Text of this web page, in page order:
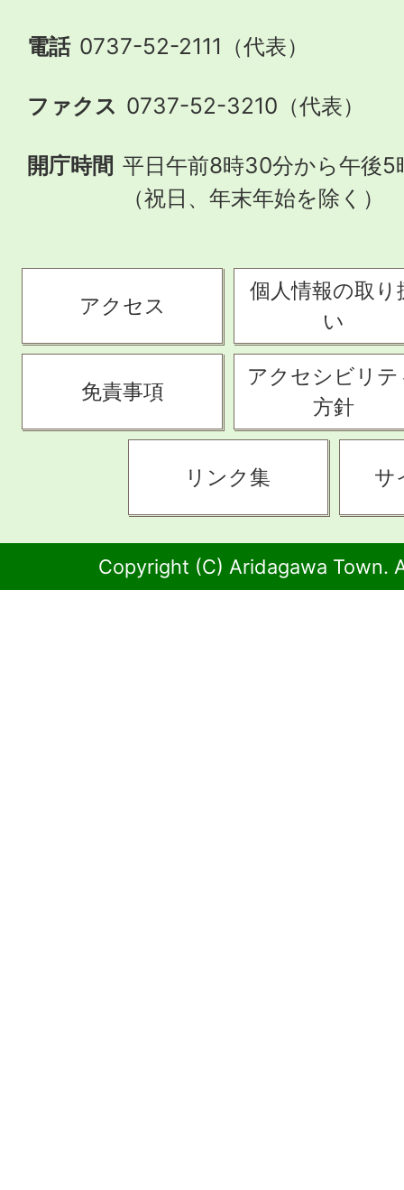
電話 0737-52-2111（代表）
ファクス 0737-52-3210（代表）
開庁時間 平日午前8時30分から午後5
（祝日、年末年始を除く）
アクセス
個人情報の取り
い
免責事項
アクセシビリテ
方針
リンク集 サ
Copyright (C) Aridagawa Town.